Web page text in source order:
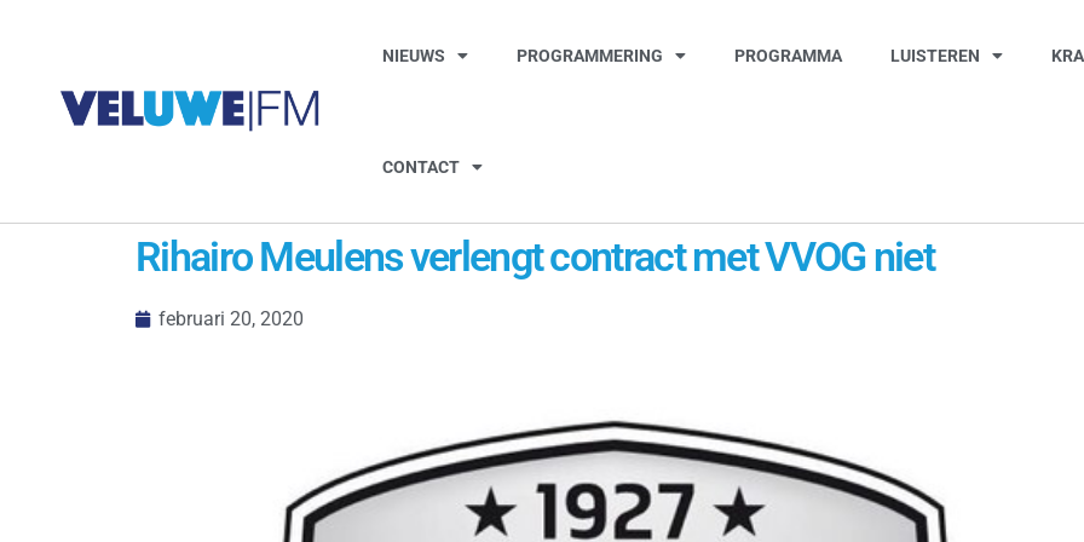
NIEUWS PROGRAMMERING PROGRAMMA LUISTEREN
CONTACT
Rihairo Meulens verlengt contract met VVOG niet
februari 20, 2020